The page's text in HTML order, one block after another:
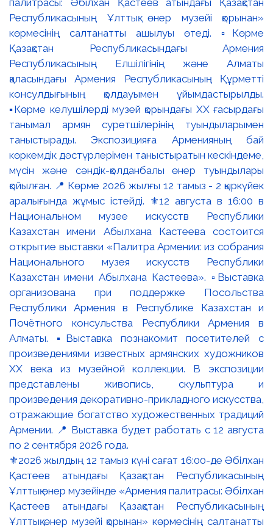
⚜️2026 жылдың 12 тамыз күні сағат 16:00-де Әбілхан
Қастеев атындағы Қазақстан Республикасының
Ұлттық өнер музейінде «Армения палитрасы: Әбілхан
Қастеев атындағы Қазақстан Республикасының
Ұлттық өнер музейі қорынан» көрмесінің салтанатты